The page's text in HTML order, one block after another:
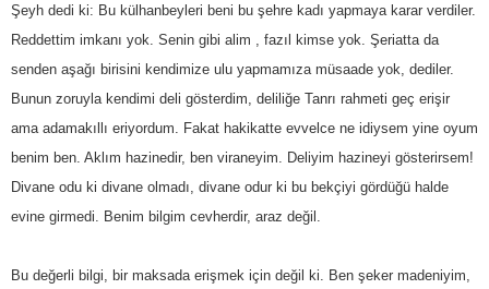
Şeyh dedi ki: Bu külhanbeyleri beni bu şehre kadı yapmaya karar verdiler.
Reddettim imkanı yok. Senin gibi alim , fazıl kimse yok. Şeriatta da
senden aşağı birisini kendimize ulu yapmamıza müsaade yok, dediler.
Bunun zoruyla kendimi deli gösterdim, deliliğe Tanrı rahmeti geç erişir
ama adamakıllı eriyordum. Fakat hakikatte evvelce ne idiysem yine oyum
benim ben. Aklım hazinedir, ben viraneyim. Deliyim hazineyi gösterirsem!
Divane odu ki divane olmadı, divane odur ki bu bekçiyi gördüğü halde
evine girmedi. Benim bilgim cevherdir, araz değil.
Bu değerli bilgi, bir maksada erişmek için değil ki. Ben şeker madeniyim,